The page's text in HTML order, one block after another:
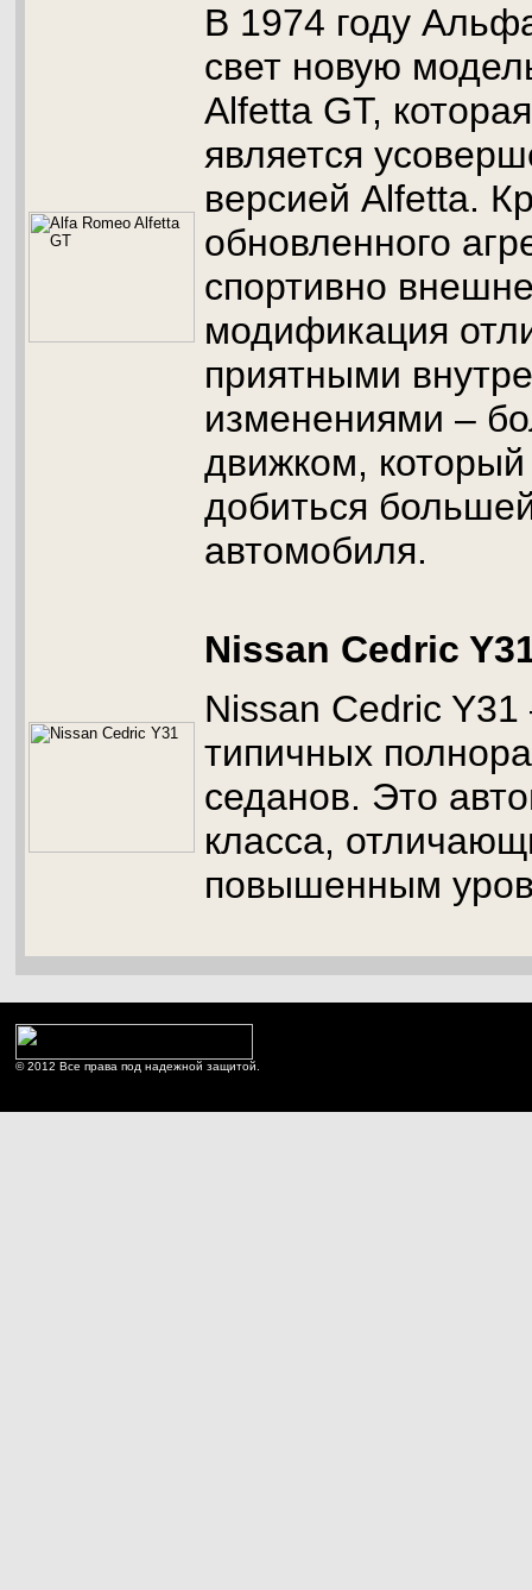
В 1974 году
свет новую
Alfetta GT,
является
версией Alfetta.
обновленного
спортивно
модификация
приятными
изменениями –
движком,
добиться
автомобиля.
Nissan Cedric
Nissan Cedric Y31
типичных
седанов. Это
класса,
повышенным
© 2012 Все права под надежной защитой.